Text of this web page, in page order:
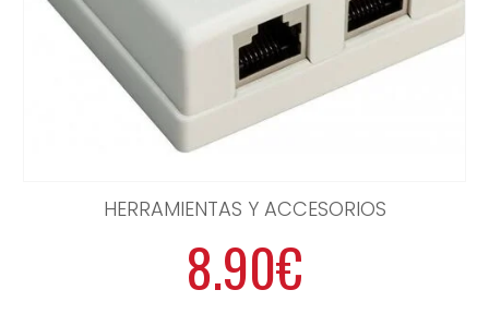
HERRAMIENTAS Y ACCESORIOS
8.90€